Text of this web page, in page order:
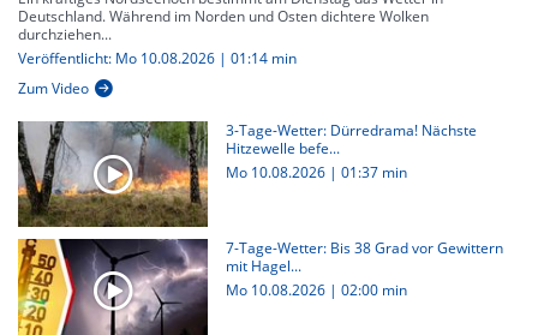
Deutschland. Während im Norden und Osten dichtere Wolken
durchziehen...
Veröffentlicht: Mo 10.08.2026 | 01:14 min
Zum Video
3-Tage-Wetter: Dürredrama! Nächste
Hitzewelle befe...
Mo 10.08.2026 | 01:37 min
7-Tage-Wetter: Bis 38 Grad vor Gewittern
mit Hagel...
Mo 10.08.2026 | 02:00 min